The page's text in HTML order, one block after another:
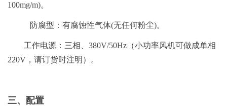
100mg/m)。
防腐型：有腐蚀性气体(无任何粉尘)。
工作电源：三相、380V/50Hz（小功率风机可做成单相
220V，请订货时注明）。
三、配置